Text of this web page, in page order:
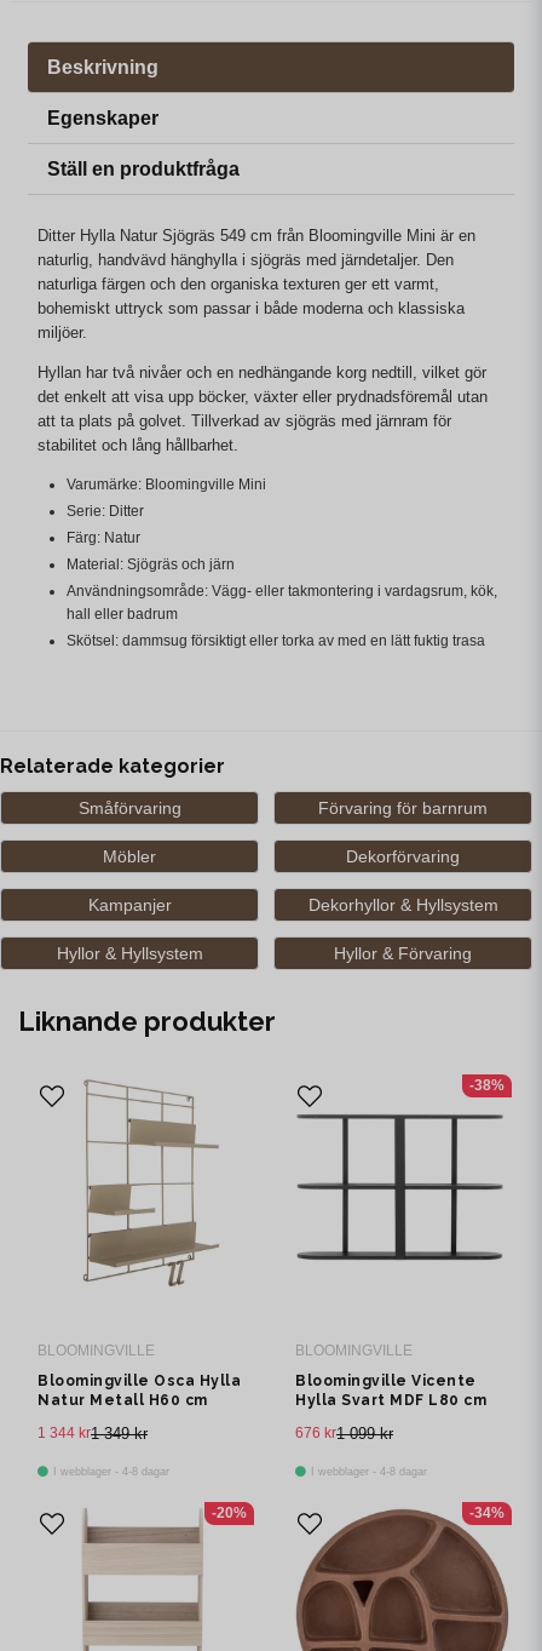
Beskrivning
Egenskaper
Ställ en produktfråga
Ditter Hylla Natur Sjögräs 549 cm från Bloomingville Mini är en
naturlig, handvävd hänghylla i sjögräs med järndetaljer. Den
naturliga färgen och den organiska texturen ger ett varmt,
bohemiskt uttryck som passar i både moderna och klassiska
miljöer.
Hyllan har två nivåer och en nedhängande korg nedtill, vilket gör
det enkelt att visa upp böcker, växter eller prydnadsföremål utan
att ta plats på golvet. Tillverkad av sjögräs med järnram för
stabilitet och lång hållbarhet.
Varumärke: Bloomingville Mini
Serie: Ditter
Färg: Natur
Material: Sjögräs och järn
Användningsområde: Vägg- eller takmontering i vardagsrum, kök,
hall eller badrum
Skötsel: dammsug försiktigt eller torka av med en lätt fuktig trasa
Relaterade kategorier
Småförvaring Förvaring för barnrum
Möbler Dekorförvaring
Kampanjer Dekorhyllor & Hyllsystem
Hyllor & Hyllsystem Hyllor & Förvaring
Liknande produkter
BLOOMINGVILLE
Bloomingville Osca Hylla
Natur Metall H60 cm
1 349 kr
1 344 kr
I webblager - 4-8 dagar
BLOOMINGVILLE
Bloomingville Vicente
Hylla Svart MDF L80 cm
1 099 kr
676 kr
I webblager - 4-8 dagar
-38%
-20% -34%